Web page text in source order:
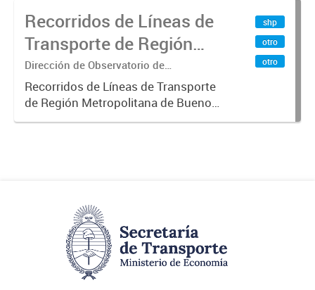
Recorridos de Líneas de
Transporte de Región
Metropolitana de
Buenos Aires (RMBA)
Dirección de Observatorio de
Transporte, Estudio y Sistemas
Recorridos de Líneas de Transporte
de Región Metropolitana de Buenos
Aires (RMBA).-
shp
otro
otro